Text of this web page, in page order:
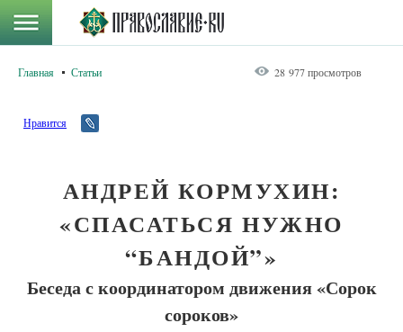
Главная Статьи 28 977 просмотров
Нравится
АНДРЕЙ КОРМУХИН:
«СПАСАТЬСЯ НУЖНО
“БАНДОЙ”»
Беседа с координатором движения «Сорок
сороков»